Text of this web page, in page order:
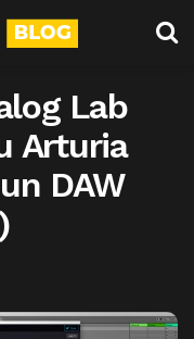
Lab
Arturia
DAW